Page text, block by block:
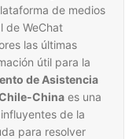
de medios
de WeChat
las últimas
útil para la
de Asistencia
China es una
de la
para resolver